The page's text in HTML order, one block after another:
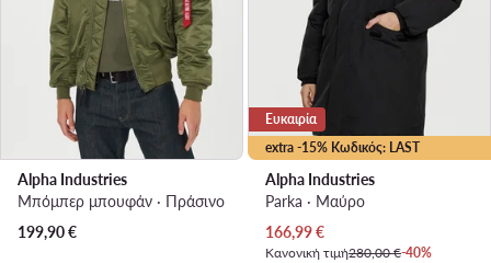
Alpha Industries
Μπόμπερ μπουφάν · Πράσινο
199,90€
extra -15% Κωδικός: LAST
Ευκαιρία
Alpha Industries
Parka · Μαύρο
Τρέχουσα τιμή
166,99€
Κανονική τιμή280,00 €-40%